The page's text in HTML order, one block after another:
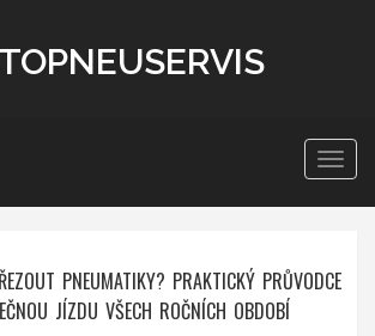
PNEUMATIKY? PRAKTICKÝ PRŮVODCE
JÍZDU VŠECH ROČNÍCH OBDOBÍ